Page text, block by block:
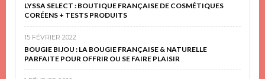
LYSSA SELECT : BOUTIQUE FRANÇAISE DE COSMÉTIQUES
CORÉENS + TESTS PRODUITS
15 FÉVRIER 2022
BOUGIE BIJOU : LA BOUGIE FRANÇAISE & NATURELLE
PARFAITE POUR OFFRIR OU SE FAIRE PLAISIR